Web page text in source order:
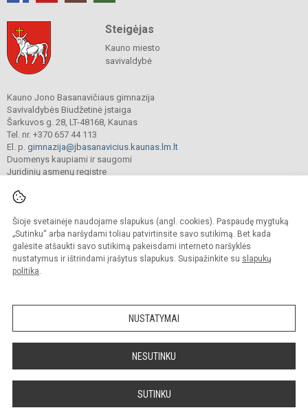
Šioje svetainėje naudojame slapukus (angl. cookies). Paspaudę mygtuką
„Sutinku“ arba naršydami toliau patvirtinsite savo sutikimą. Bet kada
galėsite atšaukti savo sutikimą pakeisdami interneto naršyklės
nustatymus ir ištrindami įrašytus slapukus. Susipažinkite su slapukų
politika.
NUSTATYMAI
NESUTINKU
SUTINKU
Steigėjas
Kauno miesto
savivaldybė
Kauno Jono Basanavičiaus gimnazija
Savivaldybės Biudžetinė įstaiga
Šarkuvos g. 28, LT-48168, Kaunas
Tel. nr. +370 657 44 113
El. p. gimnazija@jbasanavicius.kaunas.lm.lt
Duomenys kaupiami ir saugomi
Juridinių asmenų registre
© 2018. Kauno Jono Basanavičiaus gimnazija. Visos teisės saugomos.
Kopijuoti turinį be raštiško gimnazijos sutikimo griežtai draudžiama.
Versija neįgaliesiems Slapukų valdymas